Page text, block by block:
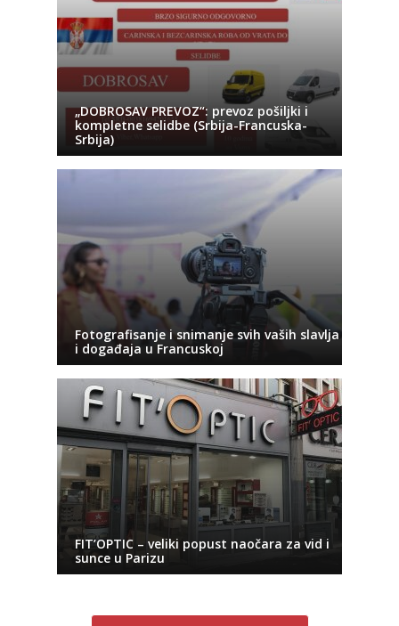
„DOBROSAV PREVOZ“: prevoz pošiljki i
kompletne selidbe (Srbija-Francuska-
Srbija)
Fotografisanje i snimanje svih vaših slavlja
i događaja u Francuskoj
FIT’OPTIC – veliki popust naočara za vid i
sunce u Parizu